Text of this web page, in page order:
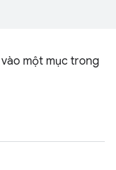
một mục trong